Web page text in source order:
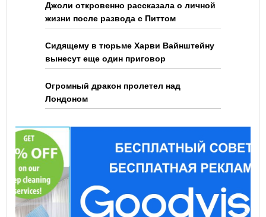
Джоли откровенно рассказала о личной
жизни после развода с Питтом
Сидящему в тюрьме Харви Вайнштейну
вынесут еще один приговор
Огромный дракон пролетел над
Лондоном